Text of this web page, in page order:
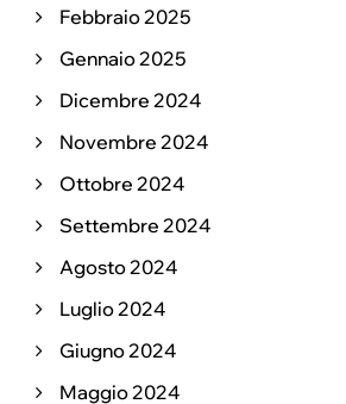
Febbraio 2025
Gennaio 2025
Dicembre 2024
Novembre 2024
Ottobre 2024
Settembre 2024
Agosto 2024
Luglio 2024
Giugno 2024
Maggio 2024